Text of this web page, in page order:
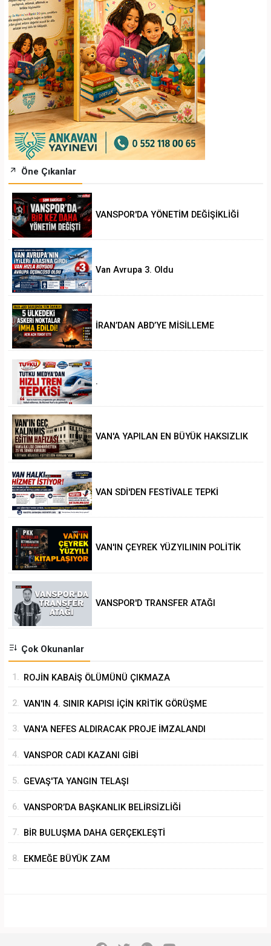
Öne Çıkanlar
VANSPOR'DA YÖNETİM DEĞİŞİKLİĞİ
Van Avrupa 3. Oldu
İRAN’DAN ABD’YE MİSİLLEME
.
VAN'A YAPILAN EN BÜYÜK HAKSIZLIK
VAN SDİ'DEN FESTİVALE TEPKİ
VAN'IN ÇEYREK YÜZYILININ POLİTİK
VANSPOR'D TRANSFER ATAĞI
Çok Okunanlar
1. ROJİN KABAİŞ ÖLÜMÜNÜ ÇIKMAZA
2. VAN'IN 4. SINIR KAPISI İÇİN KRİTİK GÖRÜŞME
3. VAN'A NEFES ALDIRACAK PROJE İMZALANDI
4. VANSPOR CADI KAZANI GİBİ
5. GEVAŞ'TA YANGIN TELAŞI
6. VANSPOR’DA BAŞKANLIK BELİRSİZLİĞİ
7. BİR BULUŞMA DAHA GERÇEKLEŞTİ
8. EKMEĞE BÜYÜK ZAM